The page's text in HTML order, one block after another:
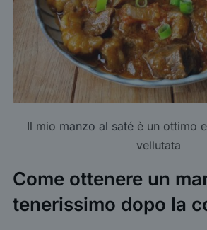
Il mio manzo al saté è un ottimo
vellutata
Come ottenere un
tenerissimo dopo la